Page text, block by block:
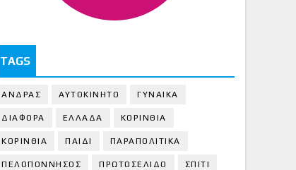
TAGS
ΑΝΔΡΑΣ ΑΥΤΟΚΙΝΗΤΟ ΓΥΝΑΙΚΑ
ΔΙΑΦΟΡΑ ΕΛΛΑΔΑ ΚΟΡΙΝΘΙΑ
ΚΟΡΙΝΘΙA ΠΑΙΔΙ ΠΑΡΑΠΟΛΙΤΙΚΑ
ΠΕΛΟΠΟΝΝΗΣΟΣ ΠΡΩΤΟΣΕΛΙΔΟ ΣΠΙΤΙ